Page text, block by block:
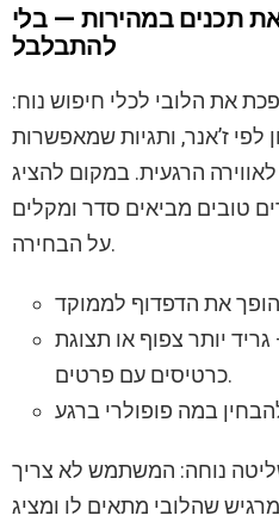
תכנים במהירות — בלי
להתבלבל
את הלובי לכלי חיפוש נוח:
לפי ז’אנר, ותגיות שמאפשרות
הרגעית. במקום להציג
טובים מביאים סדר ומקלים
על הבחירה.
יותר צפוף או תצוגת
כרטיסים עם פרטים.
נוחה: המשתמש לא צריך
שהלובי מתאים לו ומציג